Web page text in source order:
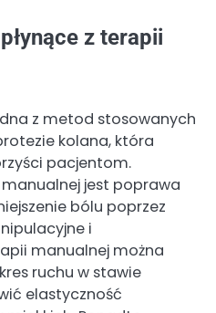
z terapii
z metod stosowanych
kolana, która
pacjentom.
jest poprawa
bólu poprzez
i
manualnej można
ruchu w stawie
elastyczność